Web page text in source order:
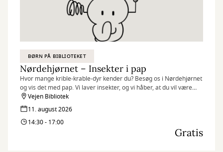
BØRN PÅ BIBLIOTEKET
Nørdehjørnet – Insekter i pap
Hvor mange krible-krable-dyr kender du? Besøg os i Nørdehjørnet
og vis det med pap. Vi laver insekter, og vi håber, at du vil være
med.
Nørdehjørnet er vores tilbud til dig, der elsker at udfordre din
kreativitet og nysgerrighed. Vi kombinerer nye og genbrugte
materialer med vores egne idéer og skaber skøre, vilde og
Vejen Bibliotek
11. august 2026
14:30 - 17:00
Gratis